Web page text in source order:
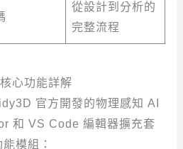
從設計到分析的
完整流程
心功能詳解
官方開發的物理感知 AI
和 VS Code 編輯器擴充套
模組：